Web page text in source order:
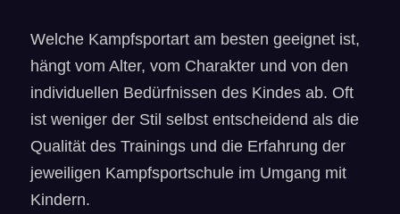
Welche Kampfsportart am besten geeignet ist,
hängt vom Alter, vom Charakter und von den
individuellen Bedürfnissen des Kindes ab. Oft
ist weniger der Stil selbst entscheidend als die
Qualität des Trainings und die Erfahrung der
jeweiligen Kampfsportschule im Umgang mit
Kindern.